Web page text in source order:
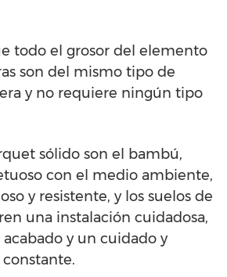
todo el grosor del elemento
son del mismo tipo de
y no requiere ningún tipo
sólido son el bambú,
con el medio ambiente,
y resistente, y los suelos de
una instalación cuidadosa,
y un cuidado y